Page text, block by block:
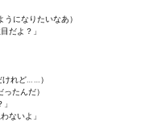
うになりたいなあ）
だよ？」
けれど……）
たんだ）
ないよ」